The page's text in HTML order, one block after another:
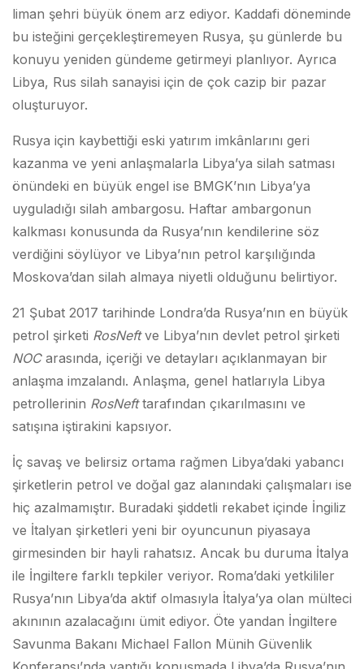
liman şehri büyük önem arz ediyor. Kaddafi döneminde
bu isteğini gerçekleştiremeyen Rusya, şu günlerde bu
konuyu yeniden gündeme getirmeyi planlıyor. Ayrıca
Libya, Rus silah sanayisi için de çok cazip bir pazar
oluşturuyor.
Rusya için kaybettiği eski yatırım imkânlarını geri
kazanma ve yeni anlaşmalarla Libya’ya silah satması
önündeki en büyük engel ise BMGK’nın Libya’ya
uyguladığı silah ambargosu. Haftar ambargonun
kalkması konusunda da Rusya’nın kendilerine söz
verdiğini söylüyor ve Libya’nın petrol karşılığında
Moskova’dan silah almaya niyetli olduğunu belirtiyor.
21 Şubat 2017 tarihinde Londra’da Rusya’nın en büyük
petrol şirketi RosNeftve Libya’nın devlet petrol şirketi
NOCarasında, içeriği ve detayları açıklanmayan bir
anlaşma imzalandı. Anlaşma, genel hatlarıyla Libya
petrollerinin RosNefttarafından çıkarılmasını ve
satışına iştirakini kapsıyor.
İç savaş ve belirsiz ortama rağmen Libya’daki yabancı
şirketlerin petrol ve doğal gaz alanındaki çalışmaları ise
hiç azalmamıştır. Buradaki şiddetli rekabet içinde İngiliz
ve İtalyan şirketleri yeni bir oyuncunun piyasaya
girmesinden bir hayli rahatsız. Ancak bu duruma İtalya
ile İngiltere farklı tepkiler veriyor. Roma’daki yetkililer
Rusya’nın Libya’da aktif olmasıyla İtalya’ya olan mülteci
akınının azalacağını ümit ediyor. Öte yandan İngiltere
Savunma Bakanı Michael Fallon Münih Güvenlik